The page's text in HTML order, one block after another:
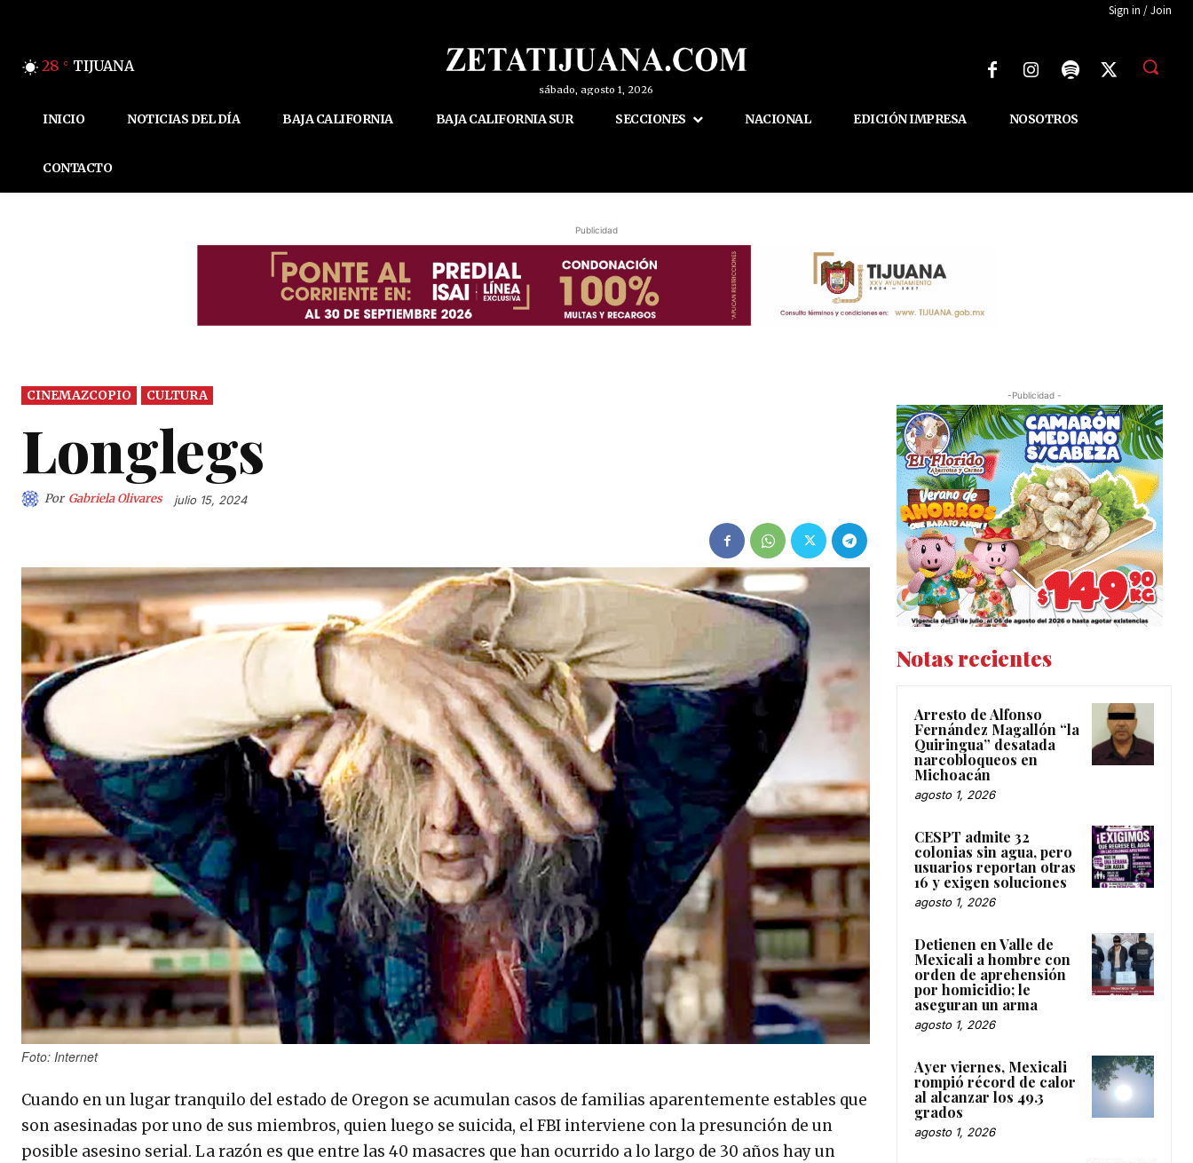
Sign in / Join
28 C TIJUANA
sábado, agosto 1, 2026
INICIO NOTICIAS DEL DÍA BAJA CALIFORNIA BAJA CALIFORNIA SUR SECCIONES NACIONAL EDICIÓN IMPRESA NOSOTROS
CONTACTO
Publicidad
CINEMAZCOPIO CULTURA
Longlegs
Por Gabriela Olivares julio 15, 2024
Foto: Internet
Cuando en un lugar tranquilo del estado de Oregon se acumulan casos de familias aparentemente estables que
son asesinadas por uno de sus miembros, quien luego se suicida, el FBI interviene con la presunción de un
posible asesino serial. La razón es que entre las 40 masacres que han ocurrido a lo largo de 30 años hay un
-Publicidad -
Notas recientes
Arresto de Alfonso
Fernández Magallón “la
Quiringua” desatada
narcobloqueos en
Michoacán
agosto 1, 2026
CESPT admite 32
colonias sin agua, pero
usuarios reportan otras
16 y exigen soluciones
agosto 1, 2026
Detienen en Valle de
Mexicali a hombre con
orden de aprehensión
por homicidio; le
aseguran un arma
agosto 1, 2026
Ayer viernes, Mexicali
rompió récord de calor
al alcanzar los 49.3
grados
agosto 1, 2026